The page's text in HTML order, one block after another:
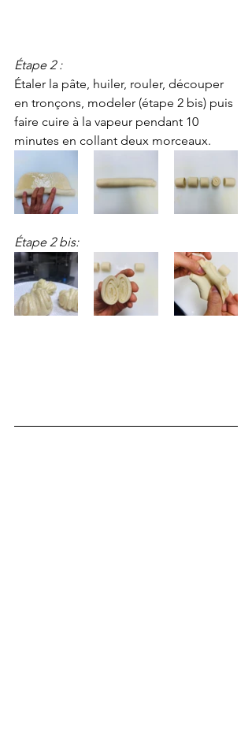
Étape 2 :
Étaler la pâte, huiler, rouler, découper
en tronçons, modeler (étape 2 bis) puis
faire cuire à la vapeur pendant 10
minutes en collant deux morceaux.
Étape 2 bis: